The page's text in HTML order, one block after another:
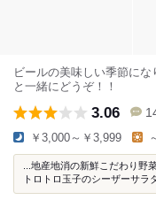
ビールの美味しい季節に
と一緒にどうぞ！！
3.06
￥3,000～￥3,999
...地産地消の新鮮こだわり
トロトロ玉子のシーザーサ